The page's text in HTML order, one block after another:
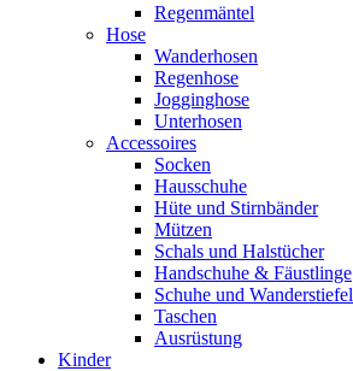
Regenmäntel
Hose
Wanderhosen
Regenhose
Jogginghose
Unterhosen
Accessoires
Socken
Hausschuhe
Hüte und Stirnbänder
Mützen
Schals und Halstücher
Handschuhe & Fäustlinge
Schuhe und Wanderstiefel
Taschen
Ausrüstung
Kinder